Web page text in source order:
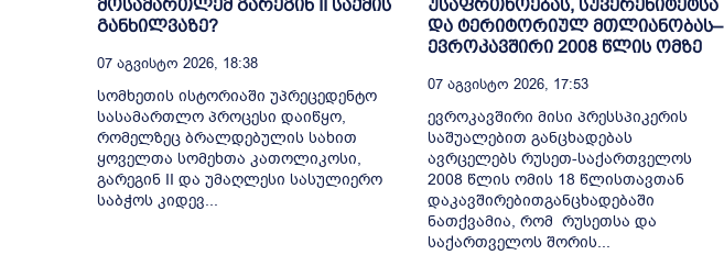
მოსამართლემ გარეგინ II საქმის
განხილვაზე?
07 Აგვისტო 2026, 18:38
სომხეთის ისტორიაში უპრეცედენტო
სასამართლო პროცესი დაიწყო,
რომელზეც ბრალდებულის სახით
ყოველთა სომეხთა კათოლიკოსი,
გარეგინ II და უმაღლესი სასულიერო
საბჭოს კიდევ...
უსაფრთხოებას, სუვერენიტეტსა
და ტერიტორიულ მთლიანობას–
ევროკავშირი 2008 წლის ომზე
07 Აგვისტო 2026, 17:53
ევროკავშირი მისი პრესსპიკერის
საშუალებით განცხადებას
ავრცელებს რუსეთ-საქართველოს
2008 წლის ომის 18 წლისთავთან
დაკავშირებითგანცხადებაში
ნათქვამია, რომ რუსეთსა და
საქართველოს შორის...